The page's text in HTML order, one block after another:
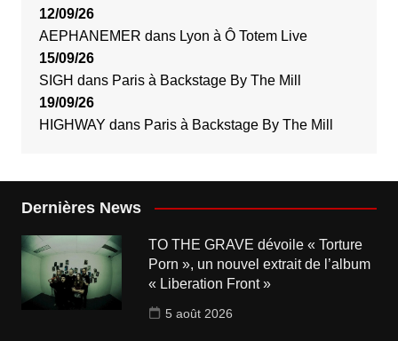
12/09/26
AEPHANEMER dans Lyon à Ô Totem Live
15/09/26
SIGH dans Paris à Backstage By The Mill
19/09/26
HIGHWAY dans Paris à Backstage By The Mill
Dernières News
TO THE GRAVE dévoile « Torture
Porn », un nouvel extrait de l’album
« Liberation Front »
5 août 2026